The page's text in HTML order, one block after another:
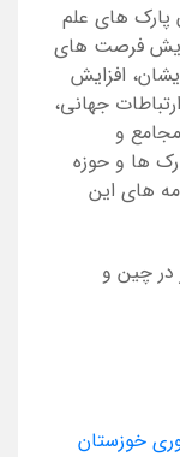
پارک های علم
فرصت های
افزایش
جهانی،
و
ها و حوزه
های این
در چین و
خوزستان